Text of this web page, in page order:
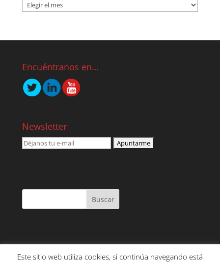
Encuéntranos en…
Newsletter
Este sitio web utiliza cookies, si continúa navegando está